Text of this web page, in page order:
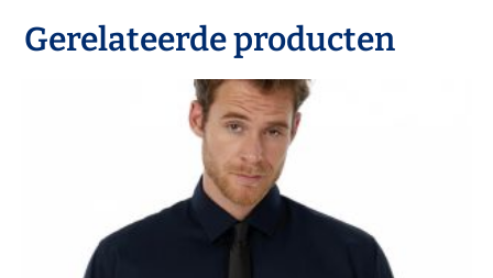
Gerelateerde producten